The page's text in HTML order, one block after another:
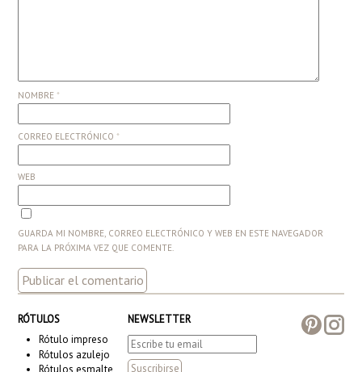
NOMBRE*
CORREO ELECTRÓNICO*
WEB
GUARDA MI NOMBRE, CORREO ELECTRÓNICO Y WEB EN ESTE NAVEGADOR
PARA LA PRÓXIMA VEZ QUE COMENTE.
RÓTULOS
Rótulo impreso
Rótulos azulejo
Rótulos esmalte
NEWSLETTER